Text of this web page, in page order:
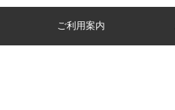
ご利用案内